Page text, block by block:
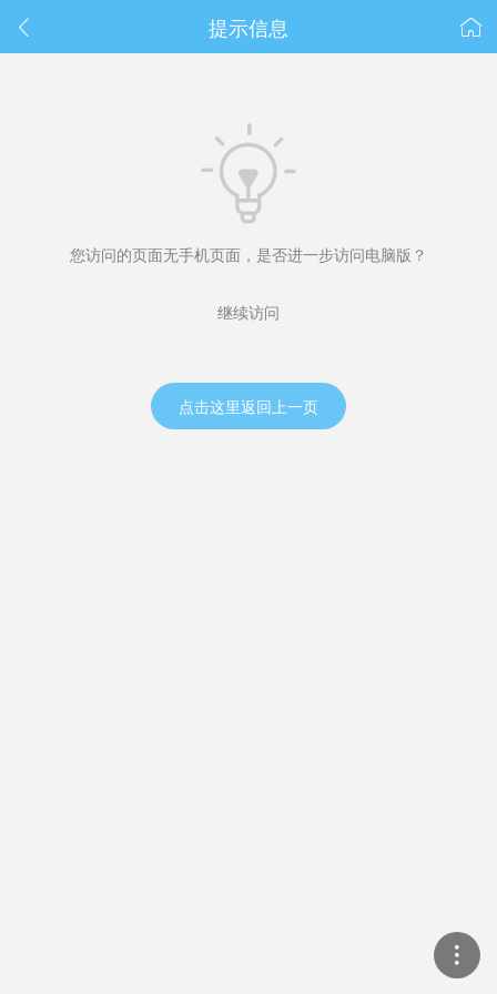
 
提示信息

您访问的页面无手机页面，是否进一步访问电脑版？
继续访问
点击这里返回上一页